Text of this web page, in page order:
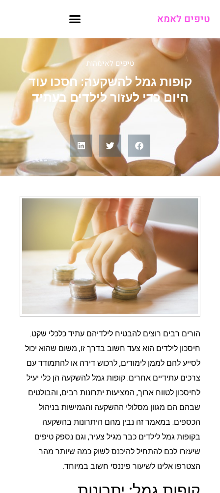
טיפים לאמא
טיפים לאימהות
קופות גמל להשקעה: חסכו עוד
היום כדי לעזור לילדים בעתיד
הורים רבים רוצים להבטיח לילדיהם עתיד כלכלי שקט.
חיסכון לילדים הוא צעד חשוב בדרך זו, משום שהוא יכול
לסייע להם לממן לימודים, לרכוש דירה או להתמודד עם
צרכים עתידיים אחרים. קופות גמל להשקעה הן כלי יעיל
לחיסכון לטווח ארוך, המציעות יתרונות רבים, והבולטים
שבהם הם מגוון מסלולי ההשקעה והגמישות בניהול
הכספים. במאמר זה נבין מהם היתרונות בהשקעה
בקופות גמל לילדים כבר מגיל צעיר, וגם נספק טיפים
שיעזרו לכם להתחיל להיכנס לשוק כמה שיותר מהר.
הצטרפו אלינו לשיעור פיננסי חשוב במיוחד.